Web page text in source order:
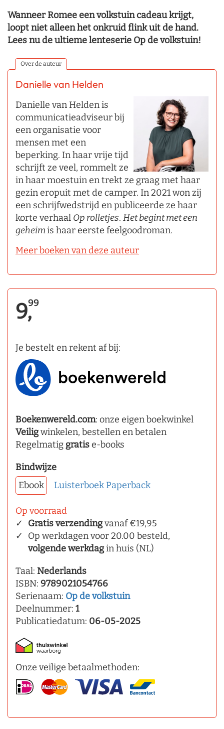
Wanneer Romee een volkstuin cadeau krijgt,
loopt niet alleen het onkruid flink uit de hand.
Lees nu de ultieme lenteserie Op de volkstuin!
Over de auteur
Danielle van Helden
Danielle van Helden is
communicatieadviseur bij
een organisatie voor
mensen met een
beperking. In haar vrije tijd
schrijft ze veel, rommelt ze
in haar moestuin en trekt ze graag met haar
gezin eropuit met de camper. In 2021 won zij
een schrijfwedstrijd en publiceerde ze haar
korte verhaal Op rolletjes. Het begint met een
geheimis haar eerste feelgoodroman.
Meer boeken van deze auteur
9,99
Je bestelt en rekent af bij:
Boekenwereld.com: onze eigen boekwinkel
Veiligwinkelen, bestellen en betalen
Regelmatig gratise-books
Bindwijze
Ebook
Luisterboek Paperback
Op voorraad
Gratis verzendingvanaf €19,95
Op werkdagen voor 20.00 besteld,
volgende werkdagin huis (NL)
Taal: Nederlands
ISBN: 9789021054766
Serienaam: Op de volkstuin
Deelnummer: 1
Publicatiedatum: 06-05-2025
Onze veilige betaalmethoden: